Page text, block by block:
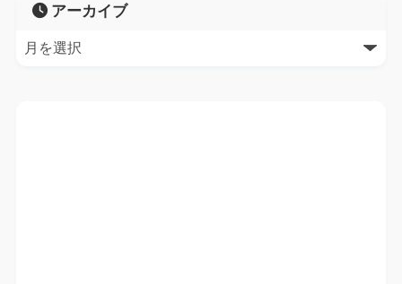
アーカイブ